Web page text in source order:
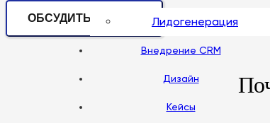
Лидогенерация
Внедрение CRM
Дизайн
Кейсы
ОБСУДИТЬ ПРОЕКТ